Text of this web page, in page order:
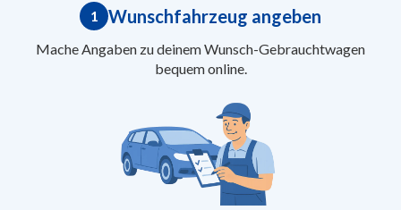
1 Wunschfahrzeug angeben
Mache Angaben zu deinem Wunsch-Gebrauchtwagen
bequem online.